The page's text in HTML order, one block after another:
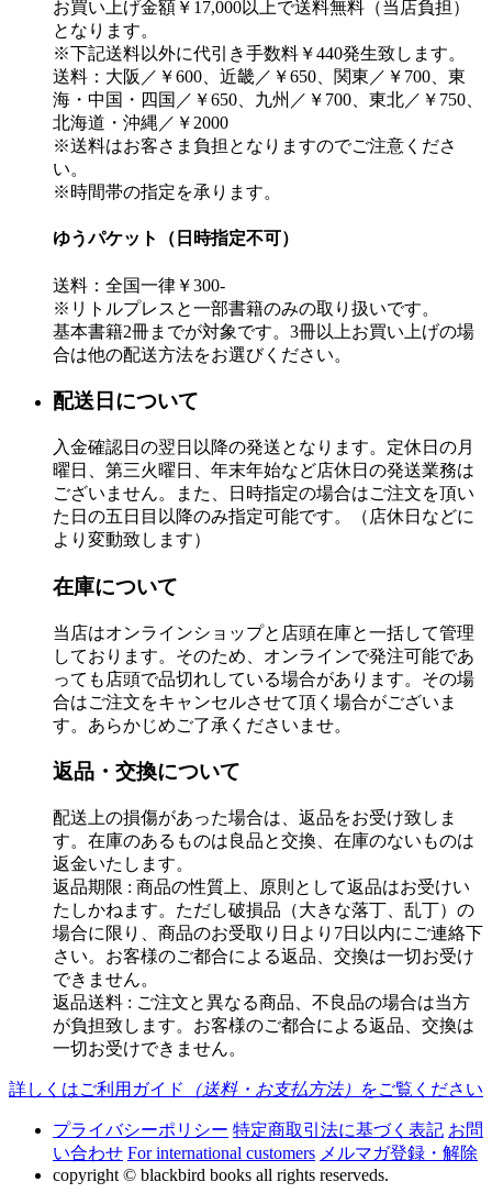
お買い上げ金額￥17,000以上で送料無料（当店負担）
となります。
※下記送料以外に代引き手数料￥440発生致します。
送料：大阪／￥600、近畿／￥650、関東／￥700、東
海・中国・四国／￥650、九州／￥700、東北／￥750、
北海道・沖縄／￥2000
※送料はお客さま負担となりますのでご注意くださ
い。
※時間帯の指定を承ります。
ゆうパケット（日時指定不可）
送料：全国一律￥300-
※リトルプレスと一部書籍のみの取り扱いです。
基本書籍2冊までが対象です。3冊以上お買い上げの場
合は他の配送方法をお選びください。
配送日について
入金確認日の翌日以降の発送となります。定休日の月
曜日、第三火曜日、年末年始など店休日の発送業務は
ございません。また、日時指定の場合はご注文を頂い
た日の五日目以降のみ指定可能です。（店休日などに
より変動致します）
在庫について
当店はオンラインショップと店頭在庫と一括して管理
しております。そのため、オンラインで発注可能であ
っても店頭で品切れしている場合があります。その場
合はご注文をキャンセルさせて頂く場合がございま
す。あらかじめご了承くださいませ。
返品・交換について
配送上の損傷があった場合は、返品をお受け致しま
す。在庫のあるものは良品と交換、在庫のないものは
返金いたします。
返品期限 : 商品の性質上、原則として返品はお受けい
たしかねます。ただし破損品（大きな落丁、乱丁）の
場合に限り、商品のお受取り日より7日以内にご連絡下
さい。お客様のご都合による返品、交換は一切お受け
できません。
返品送料 : ご注文と異なる商品、不良品の場合は当方
が負担致します。お客様のご都合による返品、交換は
一切お受けできません。
詳しくはご利用ガイド （送料・お支払方法） をご覧ください
プライバシーポリシー 特定商取引法に基づく表記 お問
い合わせ For international customers メルマガ登録・解除
copyright © blackbird books all rights reserveds.